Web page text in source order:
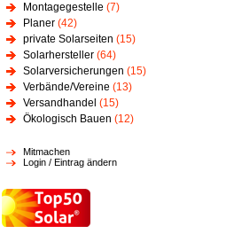
Montagegestelle (7)
Planer (42)
private Solarseiten (15)
Solarhersteller (64)
Solarversicherungen (15)
Verbände/Vereine (13)
Versandhandel (15)
Ökologisch Bauen (12)
Mitmachen
Login / Eintrag ändern